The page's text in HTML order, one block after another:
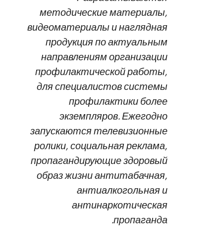
методические материалы,
видеоматериалы и наглядная
продукция по актуальным
направлениям организации
профилактической работы,
для специалистов системы
профилактики более
экземпляров. Ежегодно
запускаются телевизионные
ролики, социальная реклама,
пропагандирующие здоровый
образ жизни антитабачная,
антиалкогольная и
антинаркотическая
пропаганда.